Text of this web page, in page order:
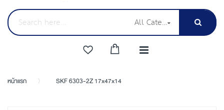
All Categories
หน้าแรก SKF 6303-2Z 17x47x14